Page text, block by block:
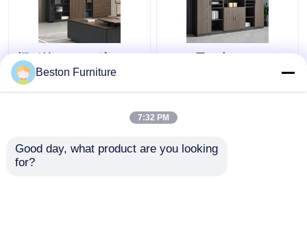
棚が付いている暗い 4
層オフィス木製ファイ
リング キャビネット収
2.4M 黒い木のファイル
キャビネット ODM 大容
Beston Furniture
7:32 PM
Good day, what product are you looking
for?